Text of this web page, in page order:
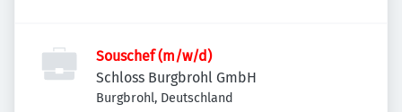
Souschef (m/w/d)
Schloss Burgbrohl GmbH
Burgbrohl, Deutschland